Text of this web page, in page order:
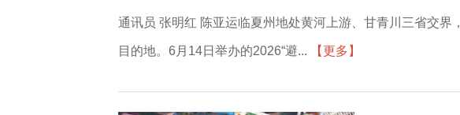
通讯员 张明红 陈亚运临夏州地处黄河上游、甘青川三省交
目的地。6月14日举办的2026“避... 【更多】